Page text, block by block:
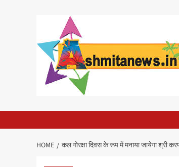
HOME कल गोरक्षा दिवस के रूप में मनाया जायेगा श्री